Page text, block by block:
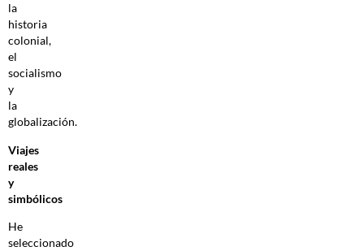
la
historia
colonial,
el
socialismo
y
la
globalización.
Viajes
reales
y
simbólicos
He
seleccionado